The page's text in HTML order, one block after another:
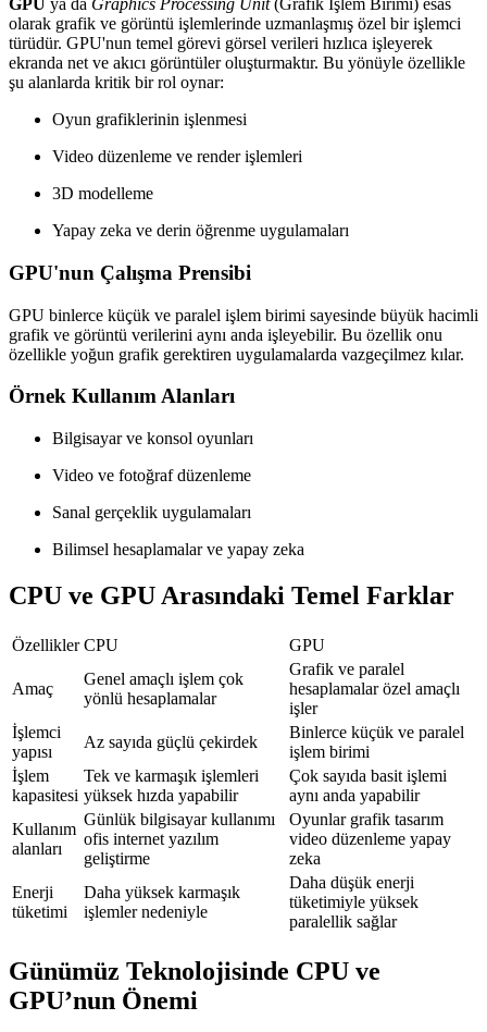
GPU ya da Graphics Processing Unit(Grafik İşlem Birimi) esas
olarak grafik ve görüntü işlemlerinde uzmanlaşmış özel bir işlemci
türüdür. GPU'nun temel görevi görsel verileri hızlıca işleyerek
ekranda net ve akıcı görüntüler oluşturmaktır. Bu yönüyle özellikle
şu alanlarda kritik bir rol oynar:
Oyun grafiklerinin işlenmesi
Video düzenleme ve render işlemleri
3D modelleme
Yapay zeka ve derin öğrenme uygulamaları
GPU'nun Çalışma Prensibi
GPU binlerce küçük ve paralel işlem birimi sayesinde büyük hacimli
grafik ve görüntü verilerini aynı anda işleyebilir. Bu özellik onu
özellikle yoğun grafik gerektiren uygulamalarda vazgeçilmez kılar.
Örnek Kullanım Alanları
Bilgisayar ve konsol oyunları
Video ve fotoğraf düzenleme
Sanal gerçeklik uygulamaları
Bilimsel hesaplamalar ve yapay zeka
CPU ve GPU Arasındaki Temel Farklar
Özellikler CPU GPU
Amaç
Genel amaçlı işlem çok
yönlü hesaplamalar
Grafik ve paralel
hesaplamalar özel amaçlı
işler
İşlemci
yapısı
Az sayıda güçlü çekirdek
Binlerce küçük ve paralel
işlem birimi
İşlem
kapasitesi
Tek ve karmaşık işlemleri
yüksek hızda yapabilir
Çok sayıda basit işlemi
aynı anda yapabilir
Kullanım
alanları
Günlük bilgisayar kullanımı
ofis internet yazılım
geliştirme
Oyunlar grafik tasarım
video düzenleme yapay
zeka
Enerji
tüketimi
Daha yüksek karmaşık
işlemler nedeniyle
Daha düşük enerji
tüketimiyle yüksek
paralellik sağlar
Günümüz Teknolojisinde CPU ve
GPU’nun Önemi